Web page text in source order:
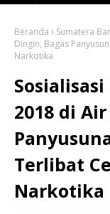
Beranda Sumatera
Dingin, Bagas
Narkotika
2018 di
Terlibat
Narkotika